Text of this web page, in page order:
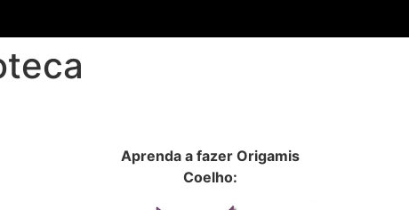
Aprenda a fazer Origamis
Coelho: